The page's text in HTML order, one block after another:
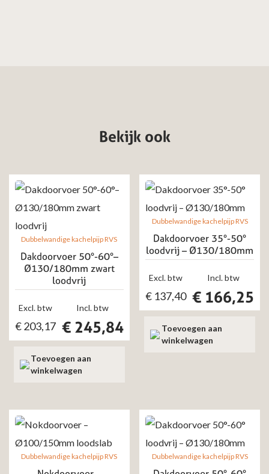
Bekijk ook
Dubbelwandige kachelpijp RVS
Dakdoorvoer 50°-60°–
Ø130/180mm zwart
loodvrij
Incl. btw
€245,84
Excl. btw
€203,17
Toevoegen aan
winkelwagen
Dubbelwandige kachelpijp RVS
Dakdoorvoer 35°-50°
loodvrij – Ø130/180mm
Incl. btw
€ 166,25
Excl. btw
€ 137,40
Toevoegen aan
winkelwagen
Dubbelwandige kachelpijp RVS Dubbelwandige kachelpijp RVS